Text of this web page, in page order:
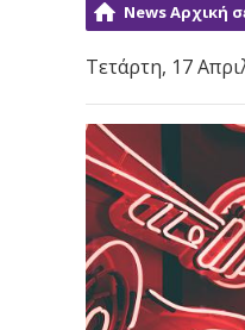
News Αρχική
Τετάρτη, 17